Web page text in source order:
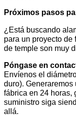
Próximos pasos
¿Está buscando
para un proyecto
de temple son muy
Póngase en
Envíenos el
duro).
fábrica en 24 horas,
suministro siga
allá.